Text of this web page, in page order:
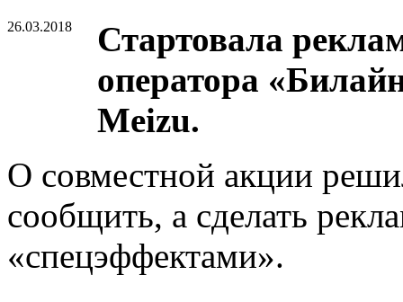
26.03.2018
Стартовала
оператора
Meizu.
О совместной акции
сообщить, а сделать
«спецэффектами».